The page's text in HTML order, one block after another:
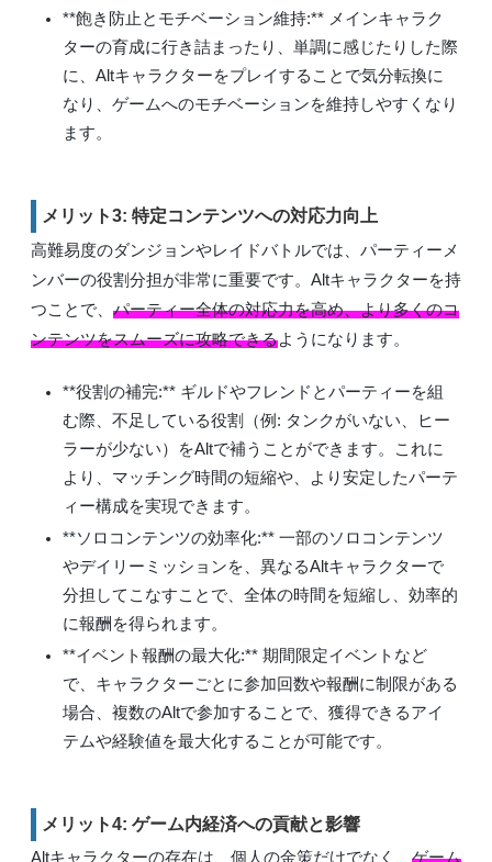
**飽き防止とモチベーション維持:** メインキャラク
ターの育成に行き詰まったり、単調に感じたりした際
に、Altキャラクターをプレイすることで気分転換に
なり、ゲームへのモチベーションを維持しやすくなり
ます。
メリット3: 特定コンテンツへの対応力向上
高難易度のダンジョンやレイドバトルでは、パーティーメ
ンバーの役割分担が非常に重要です。Altキャラクターを持
つことで、 パーティー全体の対応力を高め、より多くのコ
ンテンツをスムーズに攻略できるようになります。
**役割の補完:** ギルドやフレンドとパーティーを組
む際、不足している役割（例: タンクがいない、ヒー
ラーが少ない）をAltで補うことができます。これに
より、マッチング時間の短縮や、より安定したパーテ
ィー構成を実現できます。
**ソロコンテンツの効率化:** 一部のソロコンテンツ
やデイリーミッションを、異なるAltキャラクターで
分担してこなすことで、全体の時間を短縮し、効率的
に報酬を得られます。
**イベント報酬の最大化:** 期間限定イベントなど
で、キャラクターごとに参加回数や報酬に制限がある
場合、複数のAltで参加することで、獲得できるアイ
テムや経験値を最大化することが可能です。
メリット4: ゲーム内経済への貢献と影響
Altキャラクターの存在は、個人の金策だけでなく、 ゲーム